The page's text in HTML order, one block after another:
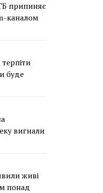
припиняє
каналом
терпіти
буде
вигнали
живі
понад